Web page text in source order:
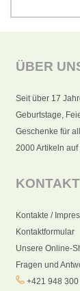
ÜBER
Seit über 17
Geburtstage,
Geschenke für
2000 Artikeln
KONTAKT
Kontakte /
Kontaktformular
Unsere Online-
Fragen und
+421 948